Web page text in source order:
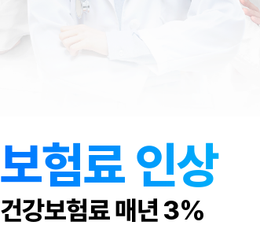
보험료 인상
건강보험료 매년 3%